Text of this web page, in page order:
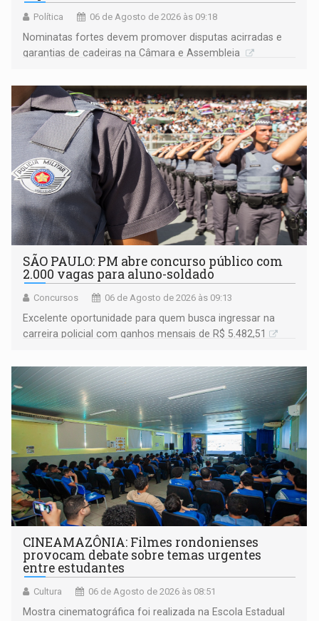
Política 06 de Agosto de 2026 às 09:18
Nominatas fortes devem promover disputas acirradas e
garantias de cadeiras na Câmara e Assembleia
SÃO PAULO: PM abre concurso público com
2.000 vagas para aluno-soldado
Concursos 06 de Agosto de 2026 às 09:13
Excelente oportunidade para quem busca ingressar na
carreira policial com ganhos mensais de R$ 5.482,51
CINEAMAZÔNIA: Filmes rondonienses
provocam debate sobre temas urgentes
entre estudantes
Cultura 06 de Agosto de 2026 às 08:51
Mostra cinematográfica foi realizada na Escola Estadual